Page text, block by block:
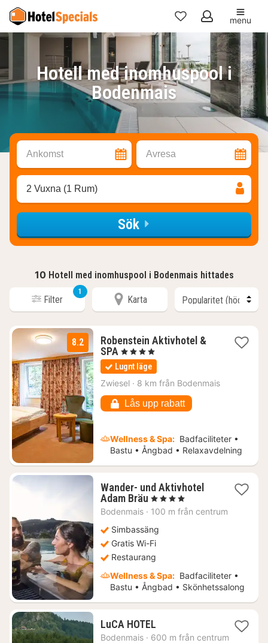
Mina
favoriter
menu
Hotell med inomhuspool i
Bodenmais
Ankomst Avresa
2 Vuxna (1 Rum)
Sök
10 Hotell med inomhuspool i Bodenmais hittades
Filter
1
Karta
8.2
Robenstein Aktivhotel &
SPA 1
natt
från
1379
kr.
, 4 Stjärnor
Lugnt läge
Zwiesel · 8 km från Bodenmais
Lås upp rabatt
Wellness & Spa: Badfaciliteter •
Bastu • Ångbad • Relaxavdelning
Wander- und Aktivhotel
Adam Bräu 1
natt
1433
kr.
, 4 Stjärnor
Bodenmais · 100 m från centrum
Simbassäng
Gratis Wi-Fi
Restaurang
Wellness & Spa: Badfaciliteter •
Bastu • Ångbad • Skönhetssalong
LuCA HOTEL
natt
Bodenmais · 600 m från centrum